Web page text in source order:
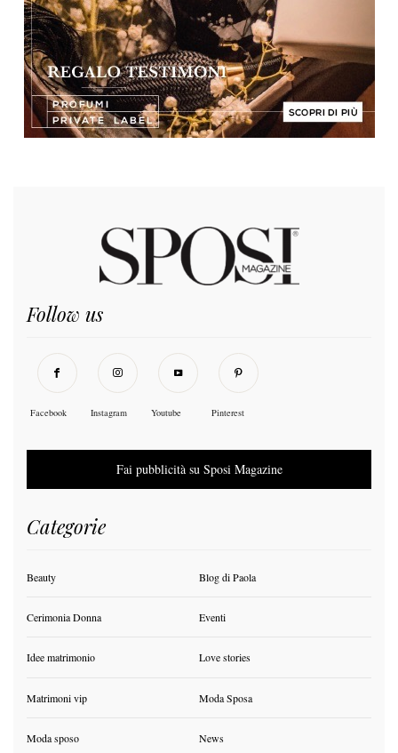
Follow us
Facebook Instagram Youtube Pinterest
Fai pubblicità su Sposi Magazine
Categorie
Beauty Blog di Paola
Cerimonia Donna Eventi
Idee matrimonio Love stories
Matrimoni vip Moda Sposa
Moda sposo News